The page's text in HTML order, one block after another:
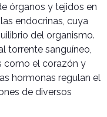
órganos y tejidos en
endocrinas, cuya
del organismo.
torrente sanguíneo,
como el corazón y
hormonas regulan el
de diversos